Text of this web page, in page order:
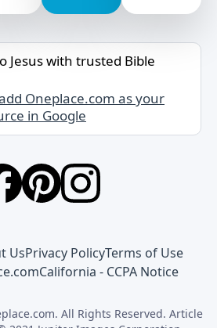
Jesus with trusted Bible
Oneplace.com as your
in Google
UsPrivacy PolicyTerms of Use
California - CCPA Notice
All Rights Reserved. Article